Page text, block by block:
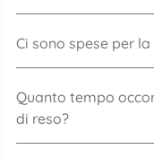
Ci sono spese per
Quanto tempo
di reso?